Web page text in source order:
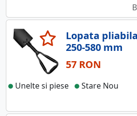
Lopata
250-580 mm
57 RON
Unelte si piese
Stare Nou